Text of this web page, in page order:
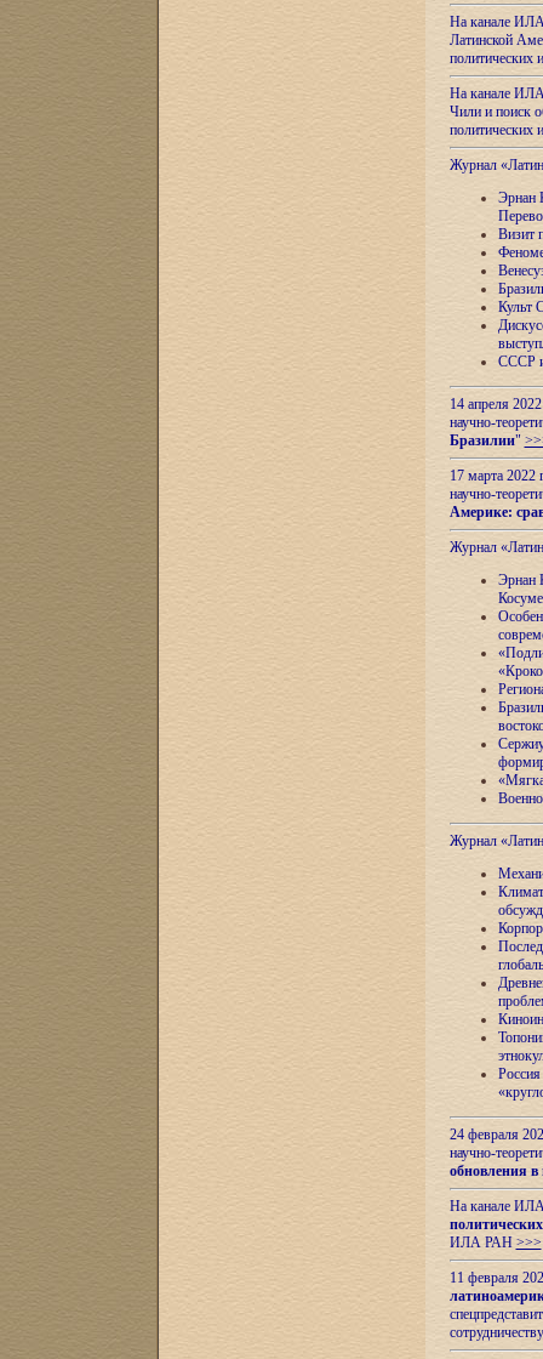
На канале
Латинской
На канале
Чили и поиск
Журнал
Эрнан
Визит
Культ
СССР и
14 апреля
научно-
Бразилии"
17 марта 2022
научно-
Америке:
Журнал
Эрнан
Журнал
24 февраля
научно-
обновления в
На канале
ИЛА РАН >>>
11 февраля